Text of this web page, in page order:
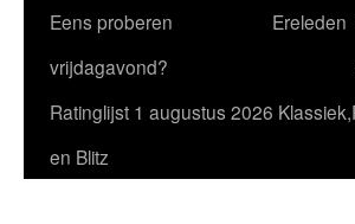
Eens proberen
vrijdagavond?
Ereleden
Ratinglijst 1 augustus 2026
en Blitz